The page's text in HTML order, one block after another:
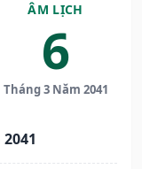
ÂM LỊCH
6
Tháng 3 Năm 2041